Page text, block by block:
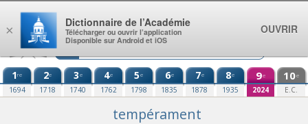
Aller au contenu
1re
1694
2e
1718
3e
1740
4e
1762
5e
1798
6e
1835
7e
1878
8e
1935
9e
2024
10e
E.C.
tempérament
×
Dictionnaire de l’Académie
Télécharger ou ouvrir l’application
Disponible sur Android et iOS
OUVRIR